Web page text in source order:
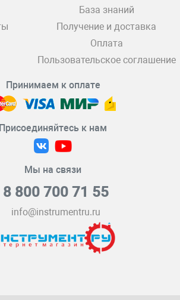
База знаний
Получение и доставка
Оплата
Пользовательское соглашение
Принимаем к оплате
Присоединяйтесь к нам
Мы на связи
8 800 700 71 55
info@instrumentru.ru